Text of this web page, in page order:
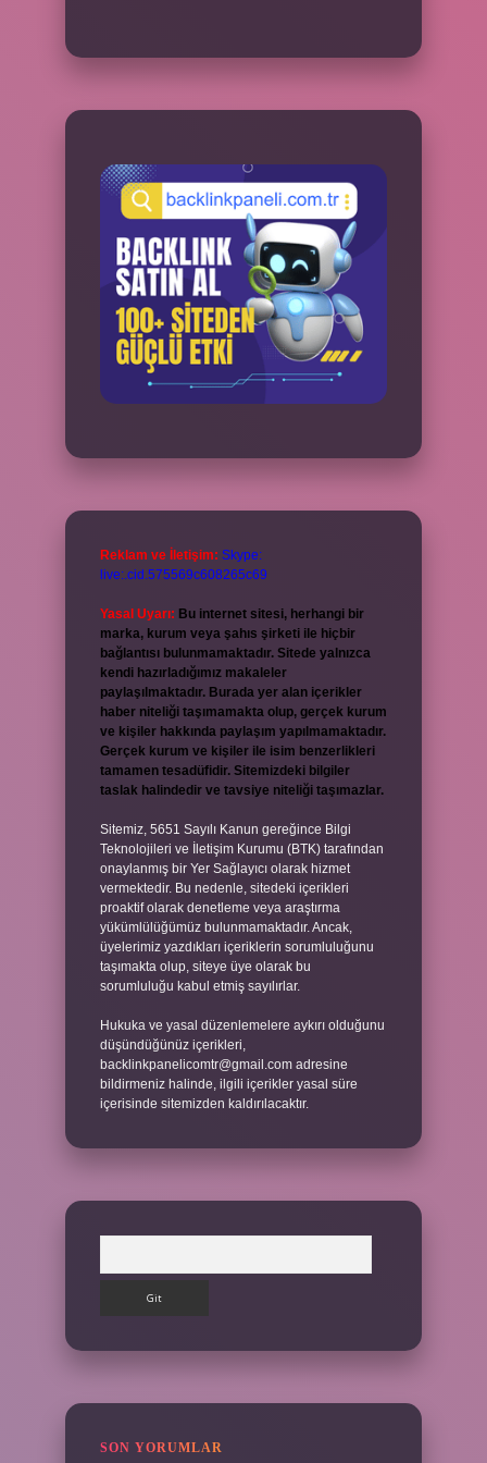
Reklam ve İletişim: Skype:
live:.cid.575569c608265c69
Yasal Uyarı: Bu internet sitesi, herhangi bir
marka, kurum veya şahıs şirketi ile hiçbir
bağlantısı bulunmamaktadır. Sitede yalnızca
kendi hazırladığımız makaleler
paylaşılmaktadır. Burada yer alan içerikler
haber niteliği taşımamakta olup, gerçek kurum
ve kişiler hakkında paylaşım yapılmamaktadır.
Gerçek kurum ve kişiler ile isim benzerlikleri
tamamen tesadüfidir. Sitemizdeki bilgiler
taslak halindedir ve tavsiye niteliği taşımazlar.
Sitemiz, 5651 Sayılı Kanun gereğince Bilgi
Teknolojileri ve İletişim Kurumu (BTK) tarafından
onaylanmış bir Yer Sağlayıcı olarak hizmet
vermektedir. Bu nedenle, sitedeki içerikleri
proaktif olarak denetleme veya araştırma
yükümlülüğümüz bulunmamaktadır. Ancak,
üyelerimiz yazdıkları içeriklerin sorumluluğunu
taşımakta olup, siteye üye olarak bu
sorumluluğu kabul etmiş sayılırlar.
Hukuka ve yasal düzenlemelere aykırı olduğunu
düşündüğünüz içerikleri,
backlinkpanelicomtr@gmail.com adresine
bildirmeniz halinde, ilgili içerikler yasal süre
içerisinde sitemizden kaldırılacaktır.
SON YORUMLAR